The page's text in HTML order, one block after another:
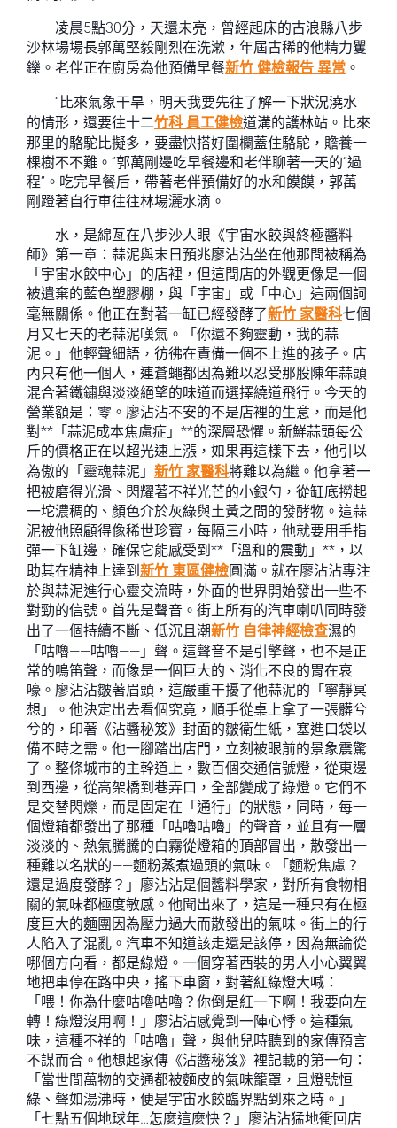
凌晨5點30分，天還未亮，曾經起床的古浪縣八步
沙林場場長郭萬堅毅剛烈在洗漱，年屆古稀的他精力矍
鑠。老伴正在廚房為他預備早餐新竹 健檢報告 異常 。
“比來氣象干旱，明天我要先往了解一下狀況澆水
的情形，還要往十二竹科 員工健檢道溝的護林站。比來
那里的駱駝比擬多，要盡快搭好圍欄蓋住駱駝，贍養一
棵樹不不難。”郭萬剛邊吃早餐邊和老伴聊著一天的“過
程”。吃完早餐后，帶著老伴預備好的水和饃饃，郭萬
剛蹬著自行車往往林場灑水滴。
水，是綿亙在八步沙人眼《宇宙水餃與終極醬料
師》第一章：蒜泥與末日預兆廖沾沾坐在他那間被稱為
「宇宙水餃中心」的店裡，但這間店的外觀更像是一個
被遺棄的藍色塑膠棚，與「宇宙」或「中心」這兩個詞
毫無關係。他正在對著一缸已經發酵了新竹 家醫科七個
月又七天的老蒜泥嘆氣。「你還不夠靈動，我的蒜
泥。」他輕聲細語，彷彿在責備一個不上進的孩子。店
內只有他一個人，連蒼蠅都因為難以忍受那股陳年蒜頭
混合著鐵鏽與淡淡絕望的味道而選擇繞道飛行。今天的
營業額是：零。廖沾沾不安的不是店裡的生意，而是他
對**「蒜泥成本焦慮症」**的深層恐懼。新鮮蒜頭每公
斤的價格正在以超光速上漲，如果再這樣下去，他引以
為傲的「靈魂蒜泥」 新竹 家醫科將難以為繼。他拿著一
把被磨得光滑、閃耀著不祥光芒的小銀勺，從缸底撈起
一坨濃稠的、顏色介於灰綠與土黃之間的發酵物。這蒜
泥被他照顧得像稀世珍寶，每隔三小時，他就要用手指
彈一下缸邊，確保它能感受到**「溫和的震動」**，以
助其在精神上達到 新竹 東區健檢圓滿。就在廖沾沾專注
於與蒜泥進行心靈交流時，外面的世界開始發出一些不
對勁的信號。首先是聲音。街上所有的汽車喇叭同時發
出了一個持續不斷、低沉且潮新竹 自律神經檢查濕的
「咕嚕——咕嚕——」聲。這聲音不是引擎聲，也不是正
常的鳴笛聲，而像是一個巨大的、消化不良的胃在哀
嚎。廖沾沾皺著眉頭，這嚴重干擾了他蒜泥的「寧靜冥
想」。他決定出去看個究竟，順手從桌上拿了一張髒兮
兮的，印著《沾醬秘笈》封面的皺衛生紙，塞進口袋以
備不時之需。他一腳踏出店門，立刻被眼前的景象震驚
了。整條城市的主幹道上，數百個交通信號燈，從東邊
到西邊，從高架橋到巷弄口，全部變成了綠燈。它們不
是交替閃爍，而是固定在「通行」的狀態，同時，每一
個燈箱都發出了那種「咕嚕咕嚕」的聲音，並且有一層
淡淡的、熱氣騰騰的白霧從燈箱的頂部冒出，散發出一
種難以名狀的——麵粉蒸煮過頭的氣味。「麵粉焦慮？
還是過度發酵？」廖沾沾是個醬料學家，對所有食物相
關的氣味都極度敏感。他聞出來了，這是一種只有在極
度巨大的麵團因為壓力過大而散發出的氣味。街上的行
人陷入了混亂。汽車不知道該走還是該停，因為無論從
哪個方向看，都是綠燈。一個穿著西裝的男人小心翼翼
地把車停在路中央，搖下車窗，對著紅綠燈大喊：
「喂！你為什麼咕嚕咕嚕？你倒是紅一下啊！我要向左
轉！綠燈沒用啊！」廖沾沾感覺到一陣心悸。這種氣
味，這種不祥的「咕嚕」聲，與他兒時聽到的家傳預言
不謀而合。他想起家傳《沾醬秘笈》裡記載的第一句：
「當世間萬物的交通都被麵皮的氣味籠罩，且燈號恒
綠、聲如湯沸時，便是宇宙水餃臨界點到來之時。」
「七點五個地球年…怎麼這麼快？」廖沾沾猛地衝回店